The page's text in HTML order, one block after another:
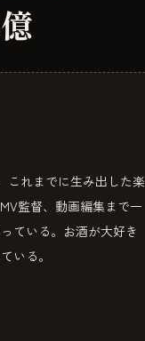
これまでに生み出した楽
監督、動画編集まで一
ている。お酒が大好き
いる。